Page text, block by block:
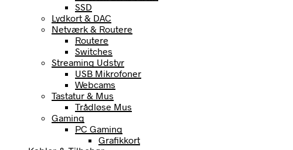
SSD
Lydkort & DAC
Netværk & Routere
Routere
Switches
Streaming Udstyr
USB Mikrofoner
Webcams
Tastatur & Mus
Trådløse Mus
Gaming
PC Gaming
Grafikkort